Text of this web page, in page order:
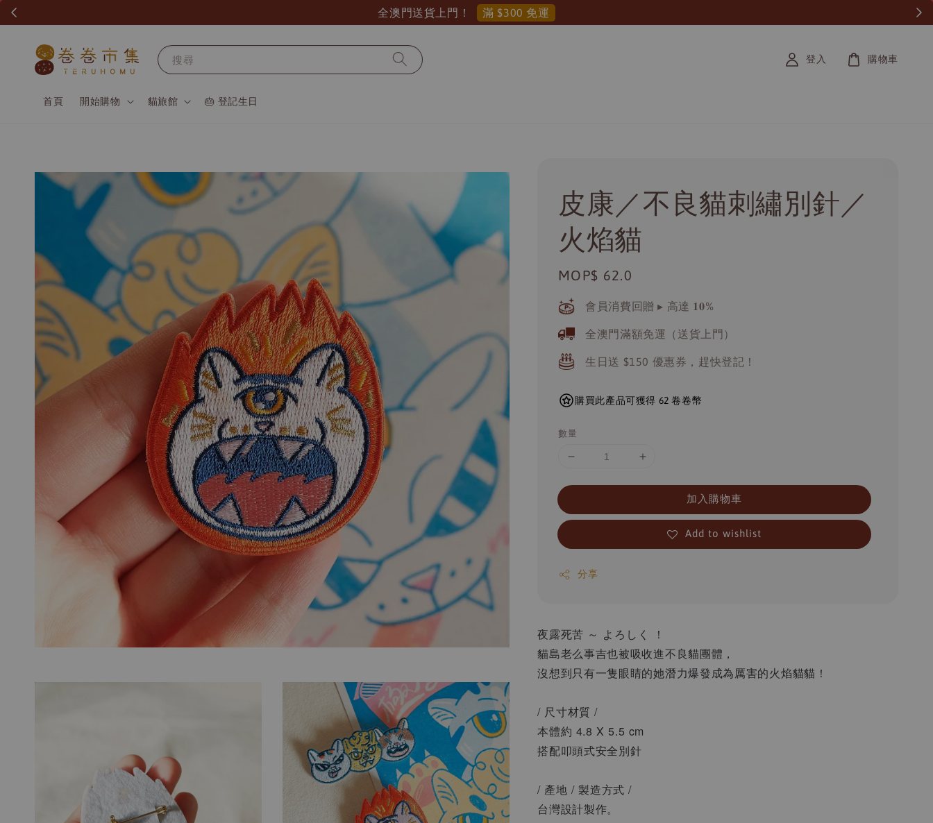
全澳門送貨上門！ 滿 $300 免運
搜尋
首頁 開始購物 貓旅館 🎂 登記生日
登入 購物車
皮康／不良貓刺繡別針／
火焰貓
Regular
price
MOP$ 62.0
會員消費回贈 ▸ 高達 𝟏𝟎%
全澳門滿額免運（送貨上門）
生日送 $150 優惠券，趕快登記！
購買此產品可獲得 62 卷卷幣
數量
加入購物車
Add to wishlist
分享
夜露死苦 ～ よろしく ！
貓島老么事吉也被吸收進不良貓團體，
沒想到只有一隻眼睛的她潛力爆發成為厲害的火焰貓貓！
/ 尺寸材質 /
本體約 4.8 X 5.5 cm
搭配叩頭式安全別針
/ 產地 / 製造方式 /
台灣設計製作。